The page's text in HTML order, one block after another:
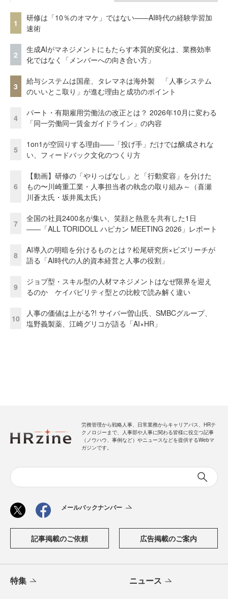
1
研修は「10％のオマケ」ではない——AI時代の経験学習加
速術
2
生成AIがマネジメントにもたらす本質的変化は、業務効率
化ではなく「メンバーへの向き合い方」
3
給与システムは国産、タレマネは海外製 「人事システム
のいいとこ取り」が進む理由と成功のポイント
4
パート・有期雇用労働法の改正とは？ 2026年10月に変わる
「同一労働同一賃金ガイドライン」の内容
5
1on1が空回りする理由——「投げ手」だけでは醸成されな
い、フィードバック文化のつくり方
6
【動画】研修の「やりっぱなし」と「行動変容」を分けた
もの〜川崎重工業・人事担当者の執念の取り組み～（喜瀬
川蒼太氏・坂井風太氏）
7
全国の社員2400名が集い、笑顔と熱意を共有した1日
――「ALL TORIDOLL ハピカン MEETING 2026」レポート
8
AI導入の明暗を分けるものとは？松尾研究所×ビズリーチが
語る「AI時代の人的資本経営と人事の役割」
9
ジョブ型・スキル型の人材マネジメントはなぜ限界を迎え
るのか ケイパビリティ型との比較で読み解く違い
10
人事の価値は上がる?! サイバー曽山氏、SMBCグループ、
塩野義製薬、江崎グリコが語る「AI×HR」
労務管理から戦略人事、日常業務からキャリアパス、HRテ
クノロジーまで、人事部や人事に関わる皆様に役立つ記事
（ノウハウ、事例など）やニュースなどを提供するWebマ
ガジンです。
メールバックナンバー
記事掲載のご依頼 広告掲載のご案内
特集 ニュース